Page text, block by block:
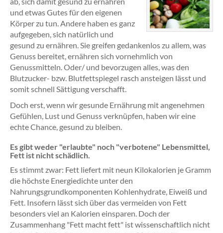
und etwas Gutes für den eigenen
Körper zu tun. Andere haben es ganz
aufgegeben, sich natürlich und
gesund zu ernähren. Sie greifen gedankenlos zu allem, was
Genuss bereitet, ernähren sich vornehmlich von
Genussmitteln. Oder/ und bevorzugen alles, was den
Blutzucker- bzw. Blutfettspiegel rasch ansteigen lässt und
somit schnell Sättigung verschafft.
Doch erst, wenn wir gesunde Ernährung mit angenehmen
Gefühlen, Lust und Genuss verknüpfen, haben wir eine
echte Chance, gesund zu bleiben.
Es gibt weder "erlaubte" noch "verbotene" Lebensmittel,
Fett ist nicht schädlich.
Es stimmt zwar: Fett liefert mit neun Kilokalorien je Gramm
die höchste Energiedichte unter den
Nahrungsgrundkomponenten Kohlenhydrate, Eiweiß und
Fett. Insofern lässt sich über das vermeiden von Fett
besonders viel an Kalorien einsparen. Doch der
Zusammenhang "Fett macht fett" ist wissenschaftlich nicht